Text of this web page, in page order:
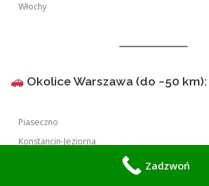
Włochy
Okolice Warszawa (do ~50 km):
Piaseczno
Konstancin-Jeziorna
Zadzwoń